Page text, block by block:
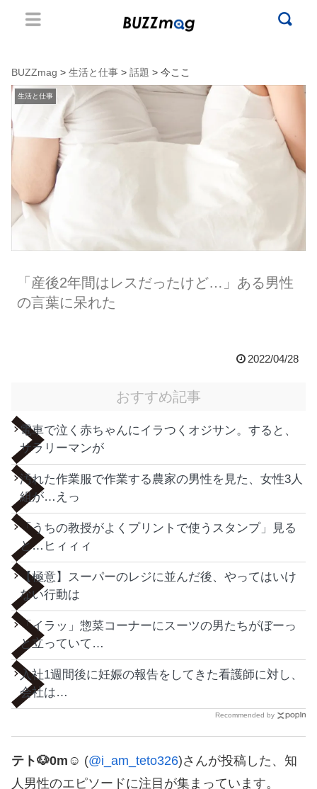
BUZZmag > 生活と仕事 > 話題 > 今ここ
生活と仕事
「産後2年間はレスだったけど…」ある男性
の言葉に呆れた
2022/04/28
おすすめ記事
電車で泣く赤ちゃんにイラつくオジサン。すると、
サラリーマンが
汚れた作業服で作業する農家の男性を見た、女性3人
組が…えっ
「うちの教授がよくプリントで使うスタンプ」見る
と…ヒィィィ
【極意】スーパーのレジに並んだ後、やってはいけ
ない行動は
「イラッ」惣菜コーナーにスーツの男たちがぼーっ
と立っていて…
入社1週間後に妊娠の報告をしてきた看護師に対し、
会社は…
Recommended by
テト🐶0m☺︎ (@i_am_teto326)さんが投稿した、知
人男性のエピソードに注目が集まっています。